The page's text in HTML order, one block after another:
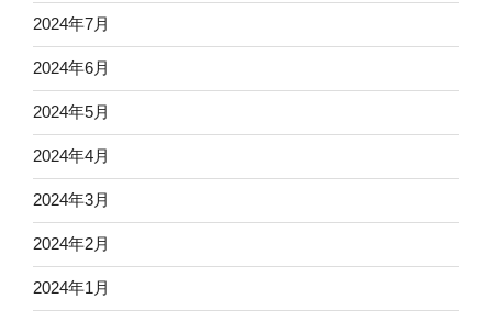
2024年7月
2024年6月
2024年5月
2024年4月
2024年3月
2024年2月
2024年1月